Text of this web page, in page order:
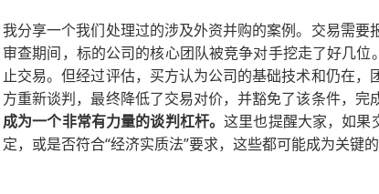
我分享一个我们处理过的涉及外资并购的案例。交易需
审查期间，标的公司的核心团队被竞争对手挖走了好几
止交易。但经过评估，买方认为公司的基础技术和仍在
方重新谈判，最终降低了交易对价，并豁免了该条件，完
成为一个非常有力量的谈判杠杆。这里也提醒大家，如果
定，或是否符合“经济实质法”要求，这些都可能成为关键